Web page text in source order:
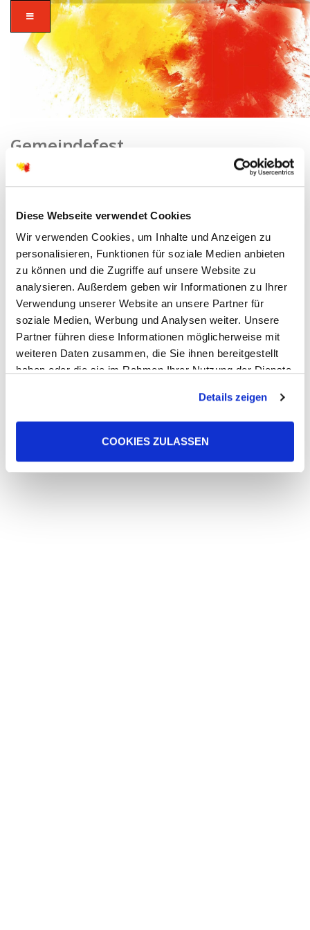
Diese Webseite verwendet Cookies
Wir verwenden Cookies, um Inhalte und Anzeigen zu
personalisieren, Funktionen für soziale Medien anbieten
zu können und die Zugriffe auf unsere Website zu
analysieren. Außerdem geben wir Informationen zu Ihrer
Verwendung unserer Website an unsere Partner für
soziale Medien, Werbung und Analysen weiter. Unsere
Partner führen diese Informationen möglicherweise mit
weiteren Daten zusammen, die Sie ihnen bereitgestellt
haben oder die sie im Rahmen Ihrer Nutzung der Dienste
Cookies, wenn Sie unsere Webseite weiterhin nutzen.
Details zeigen
COOKIES ZULASSEN
zusammen in
vielfalt glauben.
Gemeindefest
Home